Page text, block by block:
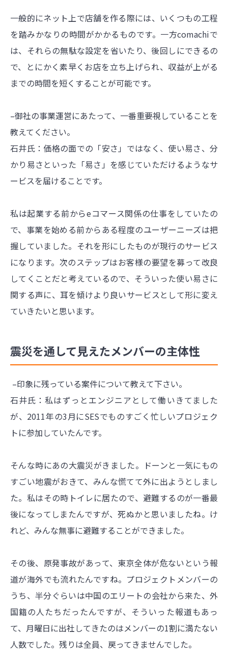
一般的にネット上で店舗を作る際には、いくつもの工程
を踏みかなりの時間がかかるものです。一方comachiで
は、それらの無駄な設定を省いたり、後回しにできるの
で、とにかく素早くお店を立ち上げられ、収益が上がる
までの時間を短くすることが可能です。
–御社の事業運営にあたって、一番重要視していることを
教えてください。
石井氏：価格の面での「安さ」ではなく、使い易さ、分
かり易さといった「易さ」を感じていただけるようなサ
ービスを届けることです。
私は起業する前からeコマース関係の仕事をしていたの
で、事業を始める前からある程度のユーザーニーズは把
握していました。それを形にしたものが現行のサービス
になります。次のステップはお客様の要望を募って改良
してくことだと考えているので、そういった使い易さに
関する声に、耳を傾けより良いサービスとして形に変え
ていきたいと思います。
震災を通して見えたメンバーの主体性
–印象に残っている案件について教えて下さい。
石井氏：私はずっとエンジニアとして働いきてました
が、2011年の3月にSESでものすごく忙しいプロジェク
トに参加していたんです。
そんな時にあの大震災がきました。ドーンと一気にもの
すごい地震がおきて、みんな慌てて外に出ようとしまし
た。私はその時トイレに居たので、避難するのが一番最
後になってしまたんですが、死ぬかと思いましたね。け
れど、みんな無事に避難することができました。
その後、原発事故があって、東京全体が危ないという報
道が海外でも流れたんですね。プロジェクトメンバーの
うち、半分ぐらいは中国のエリートの会社から来た、外
国籍の人たちだったんですが、そういった報道もあっ
て、月曜日に出社してきたのはメンバーの1割に満たない
人数でした。残りは全員、戻ってきませんでした。